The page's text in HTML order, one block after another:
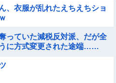
、衣服が乱れたえちえちショ
っていた減税反対派、だが全
に方式変更された途端……